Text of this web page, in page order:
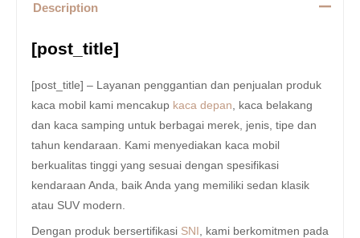
Description
[post_title]
[post_title] – Layanan penggantian dan penjualan produk
kaca mobil kami mencakup kaca depan , kaca belakang
dan kaca samping untuk berbagai merek, jenis, tipe dan
tahun kendaraan. Kami menyediakan kaca mobil
berkualitas tinggi yang sesuai dengan spesifikasi
kendaraan Anda, baik Anda yang memiliki sedan klasik
atau SUV modern.
Dengan produk bersertifikasi SNI
, kami berkomitmen pada